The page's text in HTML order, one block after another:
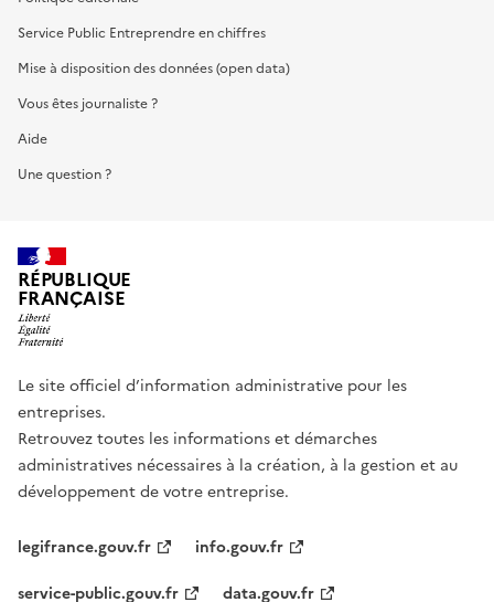
Service Public Entreprendre en chiffres
Mise à disposition des données (open data)
Vous êtes journaliste ?
Aide
Une question ?
RÉPUBLIQUE
FRANÇAISE
Le site officiel d’information administrative pour les
entreprises.
Retrouvez toutes les informations et démarches
administratives nécessaires à la création, à la gestion et au
développement de votre entreprise.
legifrance.gouv.fr
info.gouv.fr
service-public.gouv.fr
data.gouv.fr